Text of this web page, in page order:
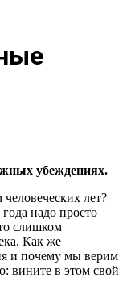
убеждениях.
лет?
надо просто
слишком
Как же
и почему мы верим
вините в этом свой